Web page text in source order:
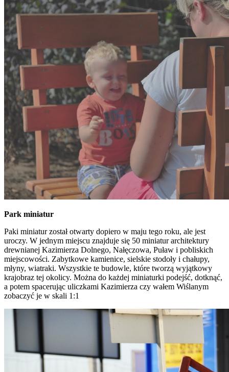
Park miniatur
Paki miniatur został otwarty dopiero w maju tego roku, ale jest
uroczy. W jednym miejscu znajduje się 50 miniatur architektury
drewnianej Kazimierza Dolnego, Nałęczowa, Puław i pobliskich
miejscowości. Zabytkowe kamienice, sielskie stodoły i chałupy,
młyny, wiatraki. Wszystkie te budowle, które tworzą wyjątkowy
krajobraz tej okolicy. Można do każdej miniaturki podejść, dotknąć,
a potem spacerując uliczkami Kazimierza czy wałem Wiślanym
zobaczyć je w skali 1:1